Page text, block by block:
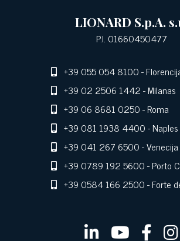
LIONARD S.p.A.
P.I. 01660450477
+39 055 054 8100-
+39 02 2506 1442- Milanas
+39 06 8681 0250- Roma
+39 081 1938 4400- Naples
+39 041 267 6500- Venecija
+39 0789 192 5600- Porto
+39 0584 166 2500- Forte